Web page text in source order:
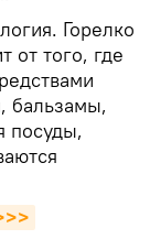
Горелко
от того, где
бальзамы,
посуды,